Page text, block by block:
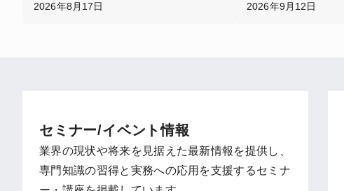
2026年8月17日 2026年9月12日
セミナー/イベント情報
業界の現状や将来を見据えた最新情報を提供し、
専門知識の習得と実務への応用を支援するセミナ